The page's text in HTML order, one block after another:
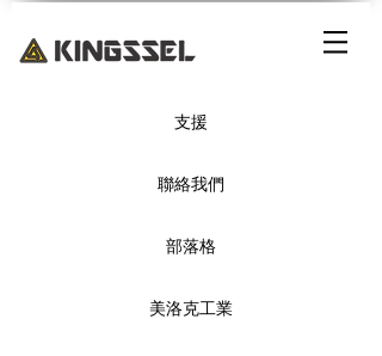
支援
聯絡我們
部落格
美洛克工業